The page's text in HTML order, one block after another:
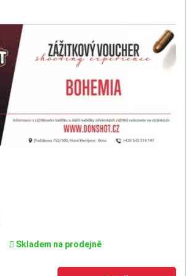
Skladem na prodejně